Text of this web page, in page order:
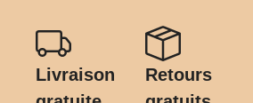
Livraison
Retours